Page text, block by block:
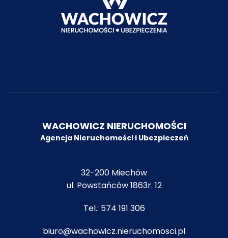
WACHOWICZ NIERUCHOMOŚCI
Agencja Nieruchomości i Ubezpieczeń
32-200 Miechów
ul. Powstańców 1863r. 12
Tel.: 574 191 306
biuro@wachowicz.nieruchomosci.pl